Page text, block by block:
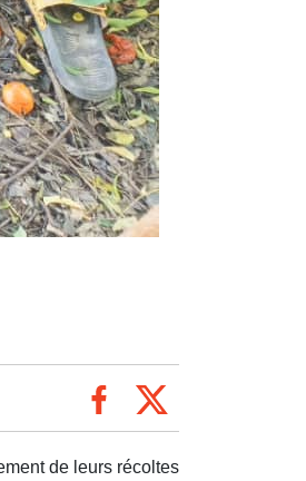
de leurs récoltes